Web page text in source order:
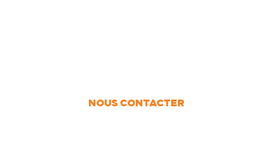
NOUS CONTACTER